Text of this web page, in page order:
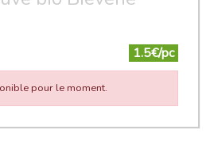
1.5€/pc
pour le moment.